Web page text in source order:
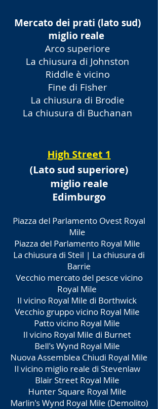
Mercato dei prati (lato sud)
miglio reale
Arco superiore
La chiusura di Johnston
Riddle è vicino
Fine di Fisher
La chiusura di Brodie
La chiusura di Buchanan
High Street 1
(Lato sud superiore)
miglio reale
Edimburgo
Piazza del Parlamento Ovest Royal
Mile
Piazza del Parlamento Royal Mile
La chiusura di Steil | La chiusura di
Barrie
Vecchio mercato del pesce vicino
Royal Mile
Il vicino Royal Mile di Borthwick
Vecchio gruppo vicino Royal Mile
Patto vicino Royal Mile
Il vicino Royal Mile di Burnet
Bell's Wynd Royal Mile
Nuova Assemblea Chiudi Royal Mile
Il vicino miglio reale di Stevenlaw
Blair Street Royal Mile
Hunter Square Royal Mile
Marlin's Wynd Royal Mile (Demolito)